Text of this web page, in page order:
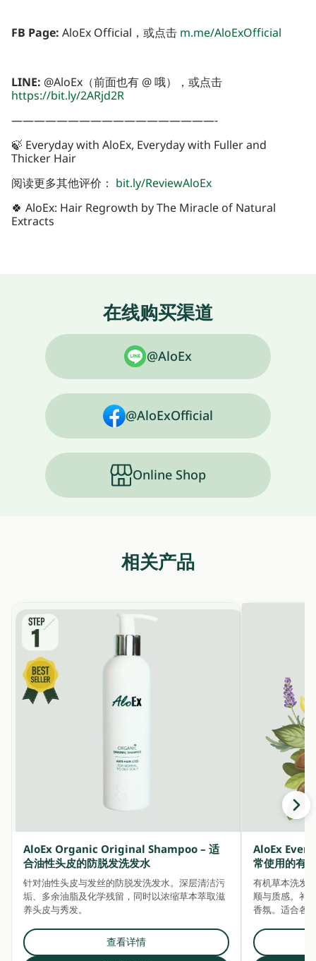
FB Page: AloEx Official，或点击 m.me/AloExOfficial
LINE: @AloEx（前面也有 @ 哦），或点击
https://bit.ly/2ARjd2R
——————————————————-
🍃 Everyday with AloEx, Everyday with Fuller and
Thicker Hair
阅读更多其他评价： bit.ly/ReviewAloEx
🍀 AloEx: Hair Regrowth by The Miracle of Natural
Extracts
在线购买渠道
@AloEx
@AloExOfficial
Online Shop
相关产品
AloEx Organic Original Shampoo – 适
合油性头皮的防脱发洗发水
针对油性头皮与发丝的防脱发洗发水。深层清洁污
垢、多余油脂及化学残留，同时以浓缩草本萃取滋
养头皮与秀发。
查看详情
AloEx
常使用的有
有机草本洗发
顺与质感。补
香氛。适合各